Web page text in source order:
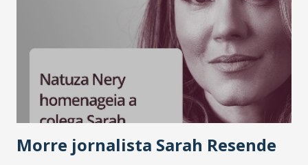
Morre jornalista Sarah Resende